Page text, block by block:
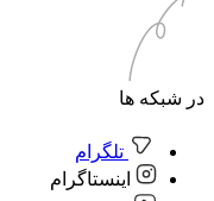
در شبکه ها
تلگرام
اینستاگرام